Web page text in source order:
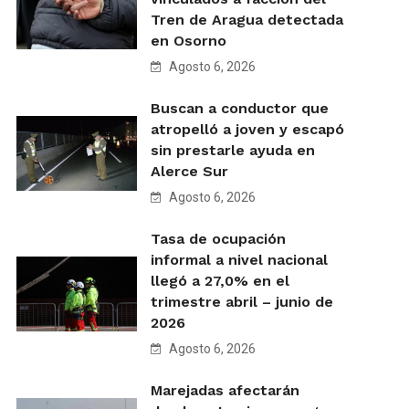
Tren de Aragua detectada
en Osorno
Agosto 6, 2026
Buscan a conductor que
atropelló a joven y escapó
sin prestarle ayuda en
Alerce Sur
Agosto 6, 2026
Tasa de ocupación
informal a nivel nacional
llegó a 27,0% en el
trimestre abril – junio de
2026
Agosto 6, 2026
Marejadas afectarán